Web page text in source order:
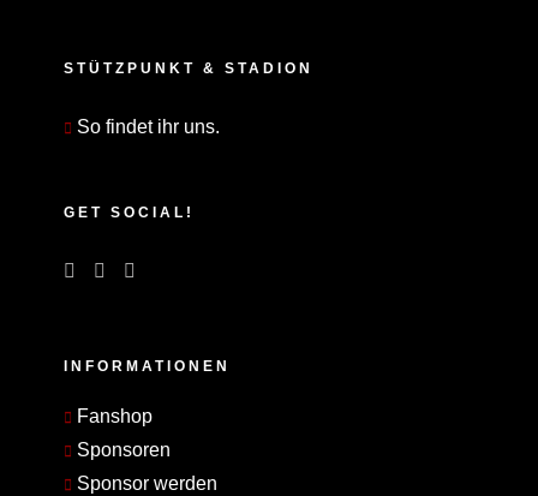
STÜTZPUNKT & STADION
So findet ihr uns.
GET SOCIAL!
INFORMATIONEN
Fanshop
Sponsoren
Sponsor werden